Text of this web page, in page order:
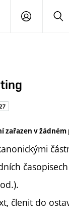
PŘIHLÁSIT
zařazen v
členit do